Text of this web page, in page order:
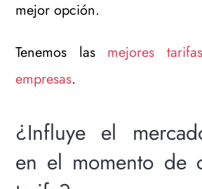
mejor opción.
Tenemos las mejores
empresas.
¿Influye el
en el momento de